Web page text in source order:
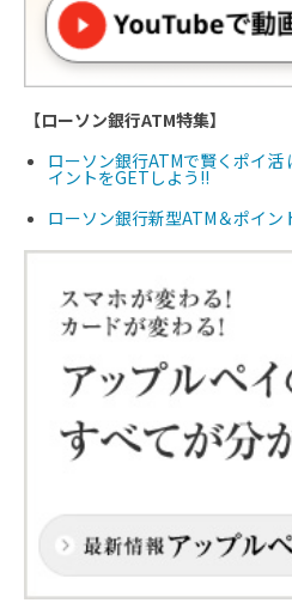
【ローソン銀行ATM特集】
ローソン銀行ATMで賢くポイ
イントをGETしよう!!
ローソン銀行新型ATM＆ポイン